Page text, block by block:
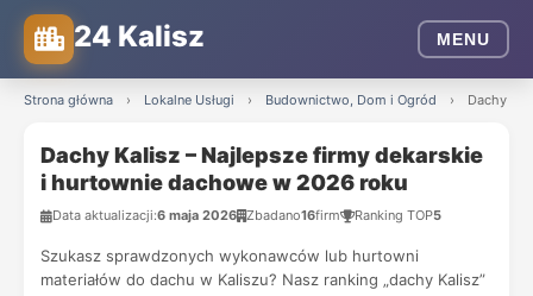
24 Kalisz MENU
Strona główna › Lokalne Usługi › Budownictwo, Dom i Ogród › Dachy
Dachy Kalisz – Najlepsze firmy dekarskie
i hurtownie dachowe w 2026 roku
Data aktualizacji:6 maja 2026 Zbadano16firm Ranking TOP5
Szukasz sprawdzonych wykonawców lub hurtowni
materiałów do dachu w Kaliszu? Nasz ranking „dachy Kalisz”